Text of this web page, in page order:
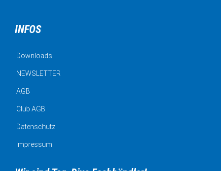
INFOS
Downloads
NEWSLETTER
AGB
Club AGB
Datenschutz
Impressum